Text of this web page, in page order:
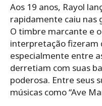
Aos 19 anos, Rayol
rapidamente caiu nas
O timbre marcante e
interpretação fizeram
especialmente entre
derretiam com suas
poderosa. Entre seus
músicas como “Ave